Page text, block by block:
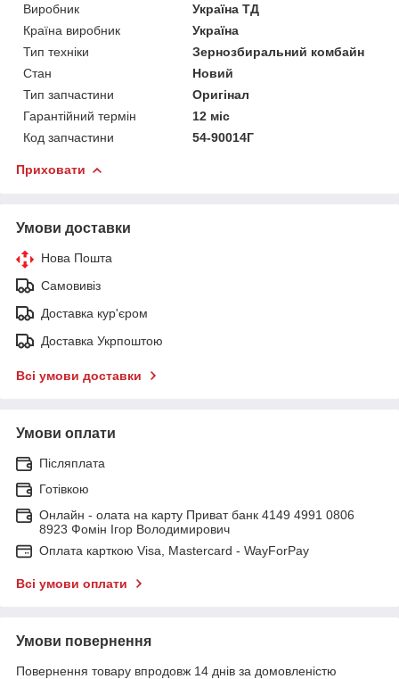
Виробник
Україна ТД
Країна виробник
Україна
Тип техніки
Зернозбиральний комбайн
Стан
Новий
Тип запчастини
Оригінал
Гарантійний термін
12 міс
Код запчастини
54-90014Г
Приховати
Умови доставки
Нова Пошта
Самовивіз
Доставка кур'єром
Доставка Укрпоштою
Всі умови доставки
Умови оплати
Післяплата
Готівкою
Онлайн - олата на карту Приват банк 4149 4991 0806
8923 Фомін Ігор Володимирович
Оплата карткою Visa, Mastercard - WayForPay
Всі умови оплати
Умови повернення
Повернення товару впродовж 14 днів за домовленістю